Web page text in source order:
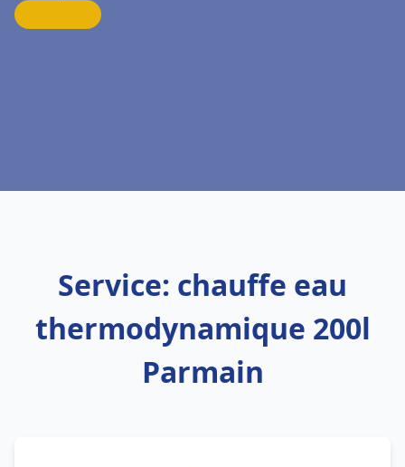
Service: chauffe eau
thermodynamique 200l
Parmain